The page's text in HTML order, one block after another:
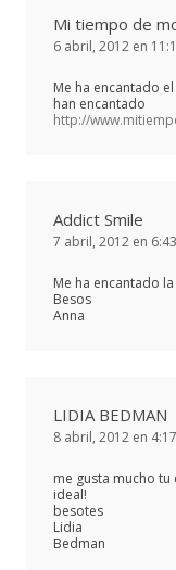
Mi tiempo de
6 abril, 2012 en
Me ha encantado
han encantado
http://
Addict Smile
7 abril, 2012 en
Me ha encantado
Besos
Anna
LIDIA BEDMAN
8 abril, 2012 en
me gusta mucho
ideal!
besotes
Lidia
Bedman